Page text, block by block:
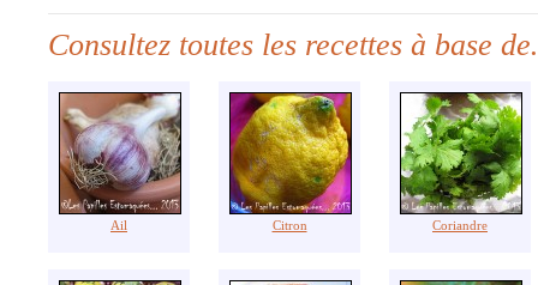
Consultez toutes les recettes à base
Ail Citron Coriandre